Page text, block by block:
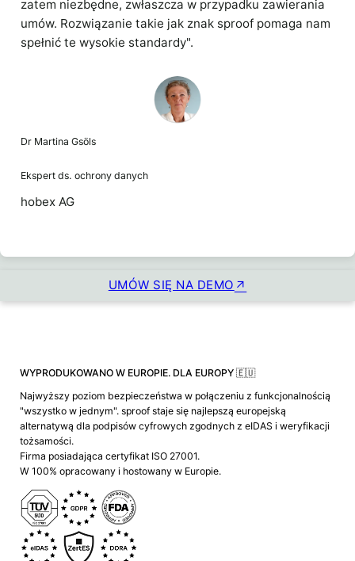
zatem niezbędne, zwłaszcza w przypadku zawierania
umów. Rozwiązanie takie jak znak sproof pomaga nam
spełnić te wysokie standardy".
Dr Martina Gsöls
Ekspert ds. ochrony danych
hobex AG
UMÓW SIĘ NA DEMO
WYPRODUKOWANO W EUROPIE. DLA EUROPY 🇪🇺
Najwyższy poziom bezpieczeństwa w połączeniu z funkcjonalnością
"wszystko w jednym". sproof staje się najlepszą europejską
alternatywą dla podpisów cyfrowych zgodnych z eIDAS i weryfikacji
tożsamości.
Firma posiadająca certyfikat ISO 27001.
W 100% opracowany i hostowany w Europie.